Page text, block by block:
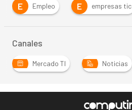
E
Empleo E empresas tic
Canales
Mercado TI Noticias